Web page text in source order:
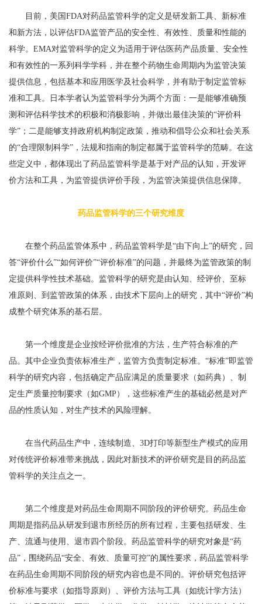
目前，美国FDA对药品监管科学的定义是研发新工具、新标准
和新方法，以评估FDA监管产品的安全性、有效性、质量和性能的
科学。EMA对监管科学的定义为适用于评估医药产品质量、安全性
和有效性的一系列科学学科，并在整个药物生命周期内为监管决策
提供信息，包括基本和应用医学及社会科学，并有助于制定监管标
准和工具。日本学者认为监管科学分为两个方面：一是能够准确预
测和评估科学技术的积极和消极影响，并做出最佳决策的“评价科
学”；二是能够支持政府机构制定政策，推动和倡导公众和社会关系
的“合理限制科学”，法规和指南的制定都属于监管科学的范畴。在这
些定义中，都体现出了药品监管科学是基于对产品的认知，开发评
价方法和工具，为监管提供评价手段，为监管决策提供信息保障。
药品监管科学的三个研究维度
在整个药品监管体系中，药品监管科学是“由下向上”的研究，回
答“评价什么”“如何评价”“评价标准”的问题，并最终为监管政策的制
定提供科学性技术基础。监管科学的研究是由认知、经评价、至标
准原则、到监管政策的体系，由技术下层向上的研究，其中“评价”构
成整个研究体系的基石层。
第一个维度是企业按经评价批准的方法，生产符合标准的产
品。其中企业负责依标准生产，监管方负责制定标准。“标准”即监管
科学的研究内容，包括确定产品应满足的质量要求（如药典）、制
定生产质量控制要求（如GMP），这些标准产生的基础必然是对产
品的性质认知，对生产技术的风险理解。
在当代药品生产中，连续制造、3D打印等新型生产模式的应用
对传统评价标准带来挑战，因此对新技术的评价研究是目的药品监
管科学的关注点之一。
第二个维度是对药品生命周期不同阶段的评价研究。药品生命
周期是指药品从研发到退市所经历的所有过程，主要包括研发、生
产、流通与使用、退市四个阶段。药品监管科学的研究对象是“药
品”，围绕药品“安全、有效、质量可控”的属性要求，药品监管科学
在药品生命周期不同阶段的研究内容也是不同的。评价研究包括评
价标准与要求（如指导原则）、评价方法与工具（如统计学方法）